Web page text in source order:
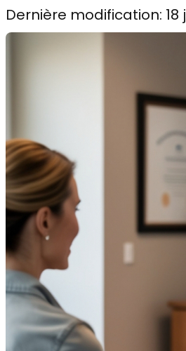
Dernière modification: 18